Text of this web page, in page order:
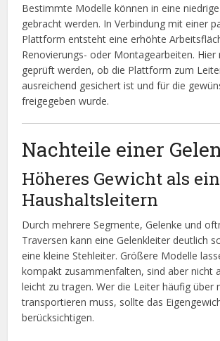
Bestimmte Modelle können in eine
gebracht werden. In Verbindung mit einer
Plattform entsteht eine erhöhte
Renovierungs- oder Montagearbeiten. Hier
geprüft werden, ob die Plattform zum
ausreichend gesichert ist und für die
freigegeben wurde.
Nachteile einer
Höheres Gewicht als
Haushaltsleitern
Durch mehrere Segmente, Gelenke und
Traversen kann eine Gelenkleiter deutlich
eine kleine Stehleiter. Größere Modelle
kompakt zusammenfalten, sind aber nicht
leicht zu tragen. Wer die Leiter häufig über
transportieren muss, sollte das
berücksichtigen.